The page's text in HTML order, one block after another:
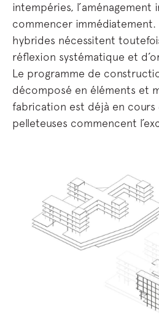
intempéries, l’aménagement
commencer immédiatement.
hybrides nécessitent
réflexion systématique et
Le programme de
décomposé en éléments et
fabrication est déjà en cours
pelleteuses commencent